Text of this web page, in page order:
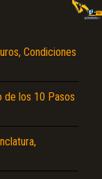
Condiciones
de los 10 Pasos